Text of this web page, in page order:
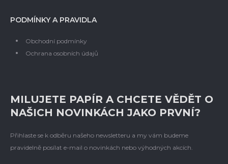
PODMÍNKY A PRAVIDLA
Obchodní podmínky
Ochrana osobních údajů
MILUJETE PAPÍR A CHCETE VĚDĚT O
NAŠICH NOVINKÁCH JAKO PRVNÍ?
Přihlaste se k odběru našeho newsletteru a my vám budeme
pravidelně posílat e-mail o novinkách nebo výhodných akcích.